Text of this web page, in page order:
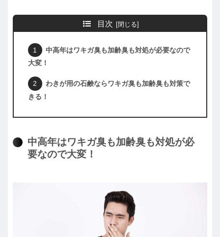
目次
中高年はワキガ臭も加齢臭も対処が必要なので
大変！
わきが用の石鹸ならワキガ臭も加齢臭も対策で
きる！
中高年はワキガ臭も加齢臭も対処が必
要なので大変！